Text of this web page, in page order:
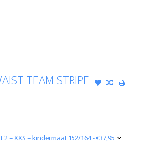
TEAM STRIPE